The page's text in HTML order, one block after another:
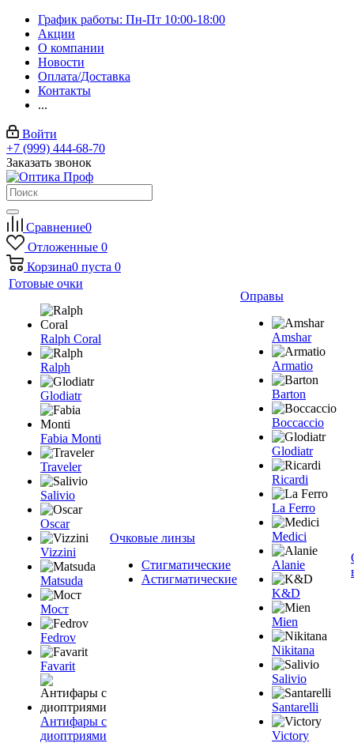
График работы: Пн-Пт 10:00-18:00
Акции
О компании
Новости
Оплата/Доставка
Контакты
...
Войти
+7 (999) 444-68-70
Заказать звонок
Сравнение0
Отложенные 0
Корзина0 пуста 0
Готовые очки
Ralph Coral
Ralph
Glodiatr
Fabia Monti
Traveler
Salivio
Oscar
Vizzini
Matsuda
Мост
Fedrov
Favarit
Антифары с
диоптриями
Очковые линзы
Стигматические
Астигматические
Оправы
Amshar
Armatio
Barton
Boccaccio
Glodiatr
Ricardi
La Ferro
Medici
Alanie
K&D
Mien
Nikitana
Salivio
Santarelli
Victory